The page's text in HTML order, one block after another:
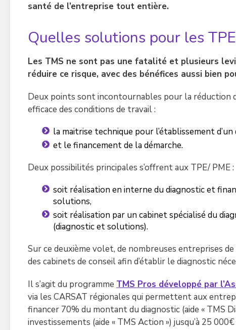
santé de l’entreprise tout entière.
Quelles solutions pour les
Les TMS ne sont pas une fatalité et plusieurs
réduire ce risque, avec des bénéfices aussi bien
Deux points sont incontournables pour la réduction
efficace des conditions de travail :
la maitrise technique pour l’établissement
et le financement de la démarche.
Deux possibilités principales s’offrent aux TPE/ PME :
soit réalisation en interne du diagnostic et
solutions,
soit réalisation par un cabinet spécialisé du
(diagnostic et solutions).
Sur ce deuxième volet, de nombreuses entreprises
des cabinets de conseil afin d’établir le diagnostic
Il s’agit du programme TMS Pros développé par
via les CARSAT régionales qui permettent aux
financer 70% du montant du diagnostic (aide « TMS
investissements (aide « TMS Action ») jusqu’à 25